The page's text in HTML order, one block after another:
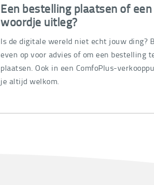
Een bestelling plaatsen of een
woordje uitleg?
Is de digitale wereld niet echt jouw ding?
even op voor advies of om een bestelling
plaatsen. Ook in een ComfoPlus-
je altijd welkom.